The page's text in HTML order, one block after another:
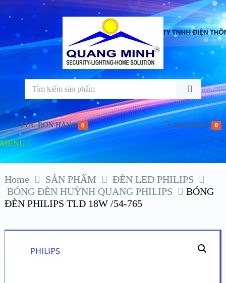
LƯU ĐƠN HÀNG 0 GIỎ HÀNG 0
MENU
Home SẢN PHẨM
ĐÈN LED PHILIPS
BÓNG ĐÈN HUỲNH QUANG PHILIPS
BÓNG
ĐÈN PHILIPS TLD 18W /54-765